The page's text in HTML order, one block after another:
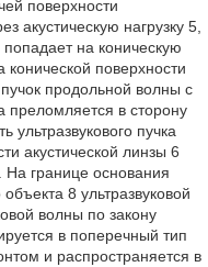
поверхности
акустическую нагрузку 5,
на коническую
конической поверхности
пучок продольной волны с
преломляется в сторону
ультразвукового пучка
акустической линзы 6
На границе основания
8 ультразвуковой
волны по закону
в поперечный тип
и распространяется в